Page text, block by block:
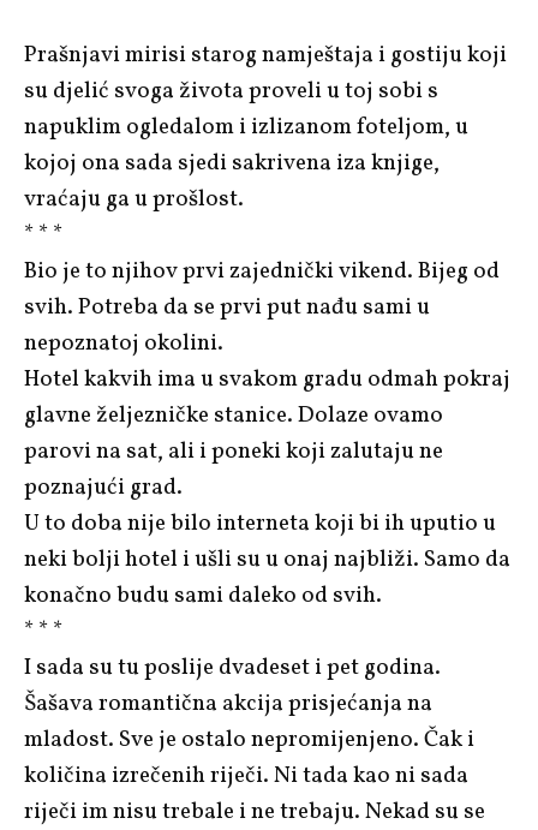
Prašnjavi mirisi starog namještaja i gostiju koji
su djelić svoga života proveli u toj sobi s
napuklim ogledalom i izlizanom foteljom, u
kojoj ona sada sjedi sakrivena iza knjige,
vraćaju ga u prošlost.
* * *
Bio je to njihov prvi zajednički vikend. Bijeg od
svih. Potreba da se prvi put nađu sami u
nepoznatoj okolini.
Hotel kakvih ima u svakom gradu odmah pokraj
glavne željezničke stanice. Dolaze ovamo
parovi na sat, ali i poneki koji zalutaju ne
poznajući grad.
U to doba nije bilo interneta koji bi ih uputio u
neki bolji hotel i ušli su u onaj najbliži. Samo da
konačno budu sami daleko od svih.
* * *
I sada su tu poslije dvadeset i pet godina.
Šašava romantična akcija prisjećanja na
mladost. Sve je ostalo nepromijenjeno. Čak i
količina izrečenih riječi. Ni tada kao ni sada
riječi im nisu trebale i ne trebaju. Nekad su se